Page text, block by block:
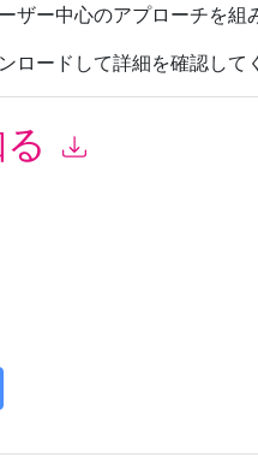
ザー中心のアプローチを組
ロードして詳細を確認して